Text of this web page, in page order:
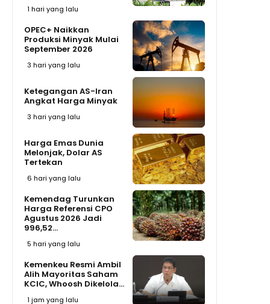
1 hari yang lalu
OPEC+ Naikkan
Produksi Minyak Mulai
September 2026
3 hari yang lalu
Ketegangan AS-Iran
Angkat Harga Minyak
3 hari yang lalu
Harga Emas Dunia
Melonjak, Dolar AS
Tertekan
6 hari yang lalu
Kemendag Turunkan
Harga Referensi CPO
Agustus 2026 Jadi
996,52...
5 hari yang lalu
Kemenkeu Resmi Ambil
Alih Mayoritas Saham
KCIC, Whoosh Dikelola...
1 jam yang lalu